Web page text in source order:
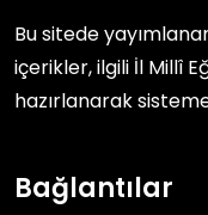
Bu sitede
içerikler, ilgili İl Millî
hazırlanarak
Bağlantılar